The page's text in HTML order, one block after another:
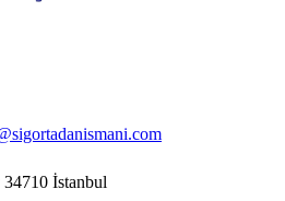
İstanbul